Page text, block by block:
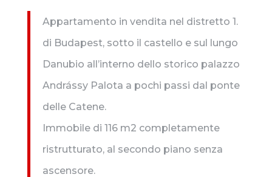
Appartamento in vendita nel distretto 1.
di Budapest, sotto il castello e sul lungo
Danubio all’interno dello storico palazzo
Andrássy Palota a pochi passi dal ponte
delle Catene.
Immobile di 116 m2 completamente
ristrutturato, al secondo piano senza
ascensore.